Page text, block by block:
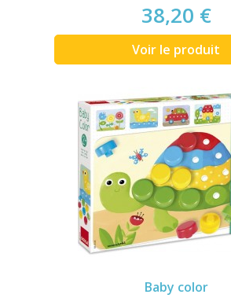
38,20 €
Voir le produit
Baby color